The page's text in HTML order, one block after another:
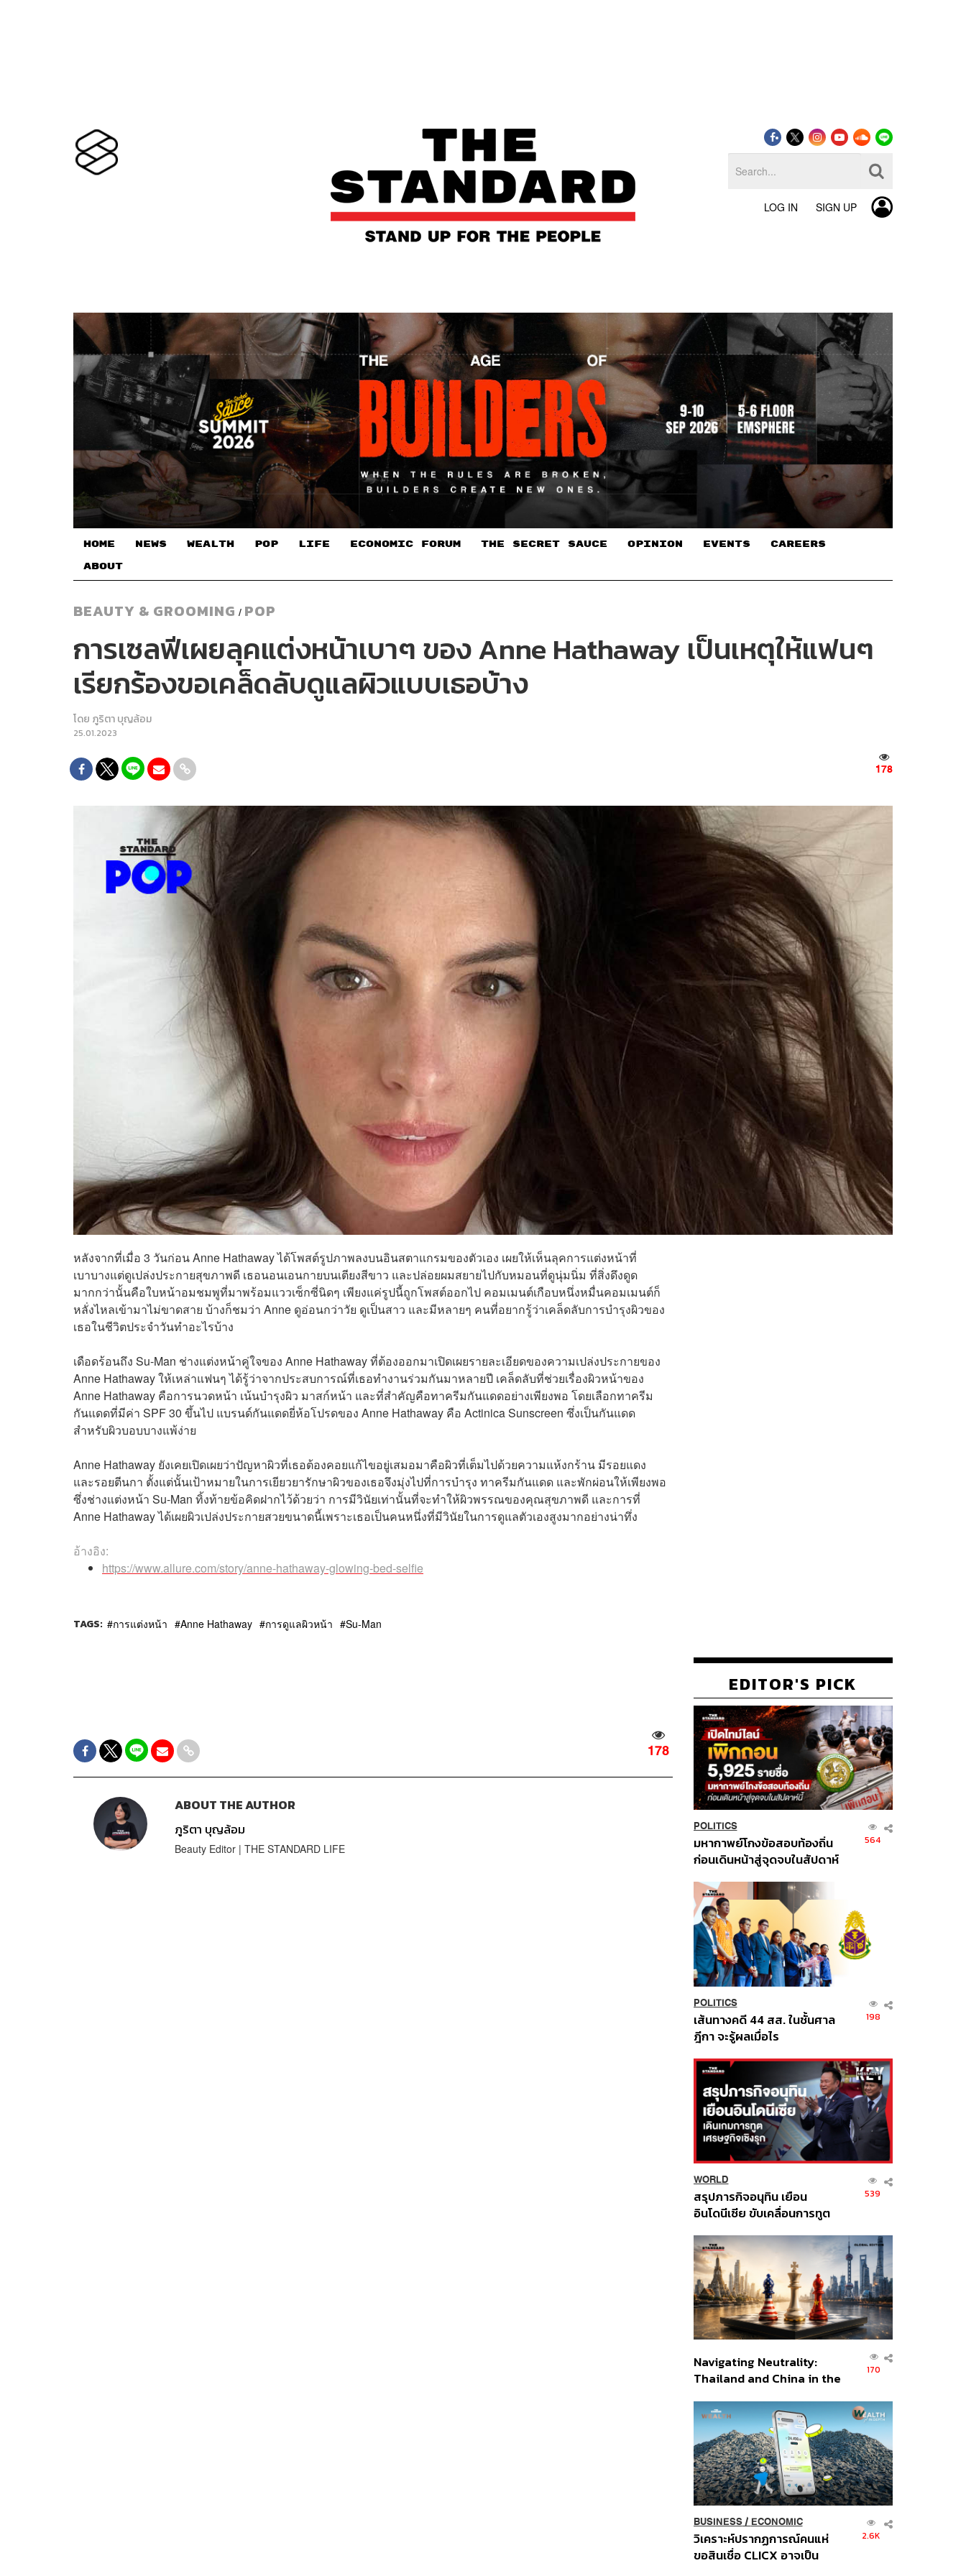
LOG IN SIGN UP
HOME NEWS WEALTH POP LIFE ECONOMIC FORUM THE SECRET SAUCE​ OPINION EVENTS CAREERS
ABOUT
BEAUTY & GROOMING / POP
การเซลฟีเผยลุคแต่งหน้าเบาๆ ของ Anne Hathaway เป็นเหตุให้แฟนๆ
เรียกร้องขอเคล็ดลับดูแลผิวแบบเธอบ้าง
โดย ภูริตา บุญล้อม
25.01.2023
178
หลังจากที่เมื่อ 3 วันก่อน Anne Hathaway ได้โพสต์รูปภาพลงบนอินสตาแกรมของตัวเอง เผยให้เห็นลุคการแต่งหน้าที่
เบาบางแต่ดูเปล่งประกายสุขภาพดี เธอนอนเอนกายบนเตียงสีขาว และปล่อยผมสยายไปกับหมอนที่ดูนุ่มนิ่ม ที่สิ่งดึงดูด
มากกว่านั้นคือใบหน้าอมชมพูที่มาพร้อมแววเซ็กซี่นิดๆ เพียงแค่รูปนี้ถูกโพสต์ออกไป คอมเมนต์เกือบหนึ่งหมื่นคอมเมนต์ก็
หลั่งไหลเข้ามาไม่ขาดสาย บ้างก็ชมว่า Anne ดูอ่อนกว่าวัย ดูเป็นสาว และมีหลายๆ คนที่อยากรู้ว่าเคล็ดลับการบำรุงผิวของ
เธอในชีวิตประจำวันทำอะไรบ้าง
เดือดร้อนถึง Su-Man ช่างแต่งหน้าคู่ใจของ Anne Hathaway ที่ต้องออกมาเปิดเผยรายละเอียดของความเปล่งประกายของ
Anne Hathaway ให้เหล่าแฟนๆ ได้รู้ว่าจากประสบการณ์ที่เธอทำงานร่วมกันมาหลายปี เคล็ดลับที่ช่วยเรื่องผิวหน้าของ
Anne Hathaway คือการนวดหน้า เน้นบำรุงผิว มาสก์หน้า และที่สำคัญคือทาครีมกันแดดอย่างเพียงพอ โดยเลือกทาครีม
กันแดดที่มีค่า SPF 30 ขึ้นไป แบรนด์กันแดดยี่ห้อโปรดของ Anne Hathaway คือ Actinica Sunscreen ซึ่งเป็นกันแดด
สำหรับผิวบอบบางแพ้ง่าย
Anne Hathaway ยังเคยเปิดเผยว่าปัญหาผิวที่เธอต้องคอยแก้ไขอยู่เสมอมาคือผิวที่เต็มไปด้วยความแห้งกร้าน มีรอยแดง
และรอยตีนกา ตั้งแต่นั้นเป้าหมายในการเยียวยารักษาผิวของเธอจึงมุ่งไปที่การบำรุง ทาครีมกันแดด และพักผ่อนให้เพียงพอ
ซึ่งช่างแต่งหน้า Su-Man ทิ้งท้ายข้อคิดฝากไว้ด้วยว่า การมีวินัยเท่านั้นที่จะทำให้ผิวพรรณของคุณสุขภาพดี และการที่
Anne Hathaway ได้เผยผิวเปล่งประกายสวยขนาดนี้เพราะเธอเป็นคนหนึ่งที่มีวินัยในการดูแลตัวเองสูงมากอย่างน่าทึ่ง
อ้างอิง:
https://www.allure.com/story/anne-hathaway-glowing-bed-selfie
TAGS: การแต่งหน้า Anne Hathaway การดูแลผิวหน้า Su-Man
178
ABOUT THE AUTHOR
ภูริตา บุญล้อม
Beauty Editor | THE STANDARD LIFE
EDITOR'S PICK
POLITICS
มหากาพย์โกงข้อสอบท้องถิ่น
ก่อนเดินหน้าสู่จุดจบในสัปดาห์
564
POLITICS
เส้นทางคดี 44 สส. ในชั้นศาล
ฎีกา จะรู้ผลเมื่อไร
198
WORLD
สรุปภารกิจอนุทิน เยือน
อินโดนีเซีย ขับเคลื่อนการทูต
ส่วนยุทธศาสตร์ไทย –
อินโดนีเซีย
539
Navigating Neutrality:
Thailand and China in the
Order
170
BUSINESS/ ECONOMIC
วิเคราะห์ปรากฏการณ์คนแห่
ขอสินเชื่อ CLICX อาจเป็น
2.6K